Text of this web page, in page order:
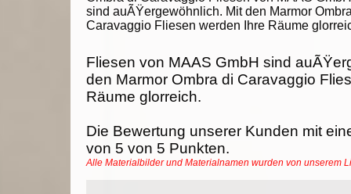
sind auÃŸergewöhnlich. Mit den Marmor
Caravaggio Fliesen werden Ihre Räume
Fliesen von MAAS GmbH sind
den Marmor Ombra di Caravaggio
Räume glorreich.
Die Bewertung unserer Kunden mit
von 5 von 5 Punkten.
Alle Materialbilder und Materialnamen wurden von unserem